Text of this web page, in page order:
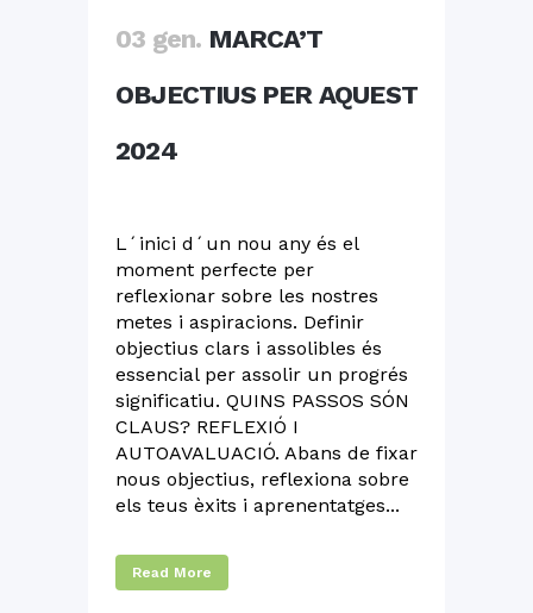
03 gen. MARCA’T
OBJECTIUS PER AQUEST
2024
L´inici d´un nou any és el
moment perfecte per
reflexionar sobre les nostres
metes i aspiracions. Definir
objectius clars i assolibles és
essencial per assolir un progrés
significatiu. QUINS PASSOS SÓN
CLAUS? REFLEXIÓ I
AUTOAVALUACIÓ. Abans de fixar
nous objectius, reflexiona sobre
els teus èxits i aprenentatges...
Read More